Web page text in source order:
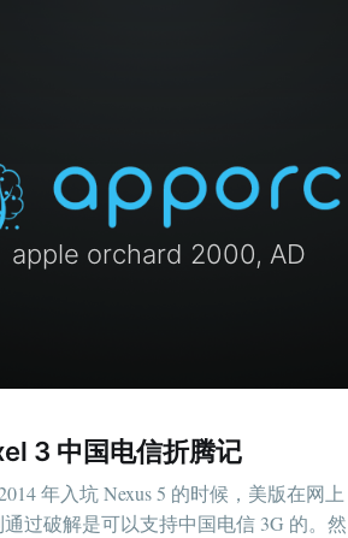
apple orchard 2000, AD
3 中国电信折腾记
年入坑 Nexus 5 的时候，美版在网上
过破解是可以支持中国电信 3G 的。然